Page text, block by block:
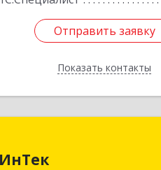
Отправить заявку
Показать контакты
Отправить заявку
Назад
ИнТек